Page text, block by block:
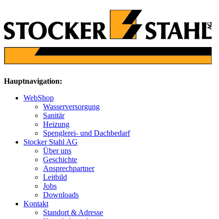
Hauptnavigation:
WebShop
Wasserversorgung
Sanitär
Heizung
Spenglerei- und Dachbedarf
Stocker Stahl AG
Über uns
Geschichte
Ansprechpartner
Leitbild
Jobs
Downloads
Kontakt
Standort & Adresse